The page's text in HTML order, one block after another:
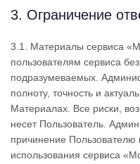
3. Ограничение
3.1. Материалы сервиса
пользователям сервиса
подразумеваемых.
полноту, точность и
Материалах. Все риски,
несет Пользователь.
причинение Пользователю
использования сервиса